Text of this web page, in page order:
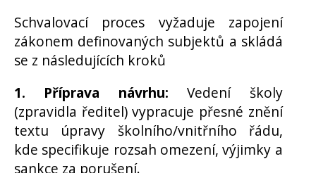
Schvalovací proces vyžaduje zapojení
zákonem definovaných subjektů a skládá
se z následujících kroků
1. Příprava návrhu: Vedení školy
(zpravidla ředitel) vypracuje přesné znění
textu úpravy školního/vnitřního řádu,
kde specifikuje rozsah omezení, výjimky a
sankce za porušení.